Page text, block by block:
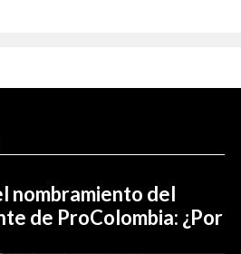
nombramiento del
de ProColombia: ¿Por